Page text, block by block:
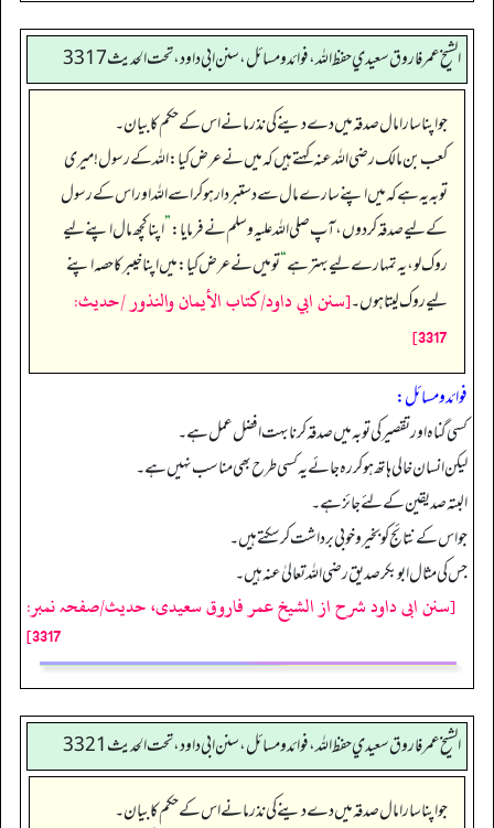
الشيخ عمر فاروق سعيدي حفظ الله، فوائد و مسائل، سنن ابي داود ، تحت الحديث 3317
جو اپنا سارا مال صدقہ میں دے دینے کی نذر مانے اس کے حکم کا بیان۔
کعب بن مالک رضی اللہ عنہ کہتے ہیں کہ میں نے عرض کیا: اللہ کے رسول! میری
توبہ یہ ہے کہ میں اپنے سارے مال سے دستبردار ہو کر اسے اللہ اور اس کے رسول
کے لیے صدقہ کر دوں، آپ صلی اللہ علیہ وسلم نے فرمایا:”اپنا کچھ مال اپنے لیے
روک لو، یہ تمہارے لیے بہتر ہے“تو میں نے عرض کیا: میں اپنا خیبر کا حصہ اپنے
لیے روک لیتا ہوں۔[سنن ابي داود/كتاب الأيمان والنذور /حدیث:
3317]
فوائد ومسائل:
کسی گناہ اور تقصیر کی توبہ میں صدقہ کرنا بہت افضل عمل ہے۔
لیکن انسان خالی ہاتھ ہوکر رہ جائے یہ کسی طرح بھی مناسب نہیں ہے۔
البتہ صدیقین کے لئے جائز ہے۔
جو اس کے نتائج کو بخیر وخوبی برداشت کرسکتے ہیں۔
جس کی مثال ابوبکر صدیق رضی اللہ تعالیٰ عنہ ہیں۔
[سنن ابی داود شرح از الشیخ عمر فاروق سعیدی، حدیث/صفحہ نمبر:
3317]
الشيخ عمر فاروق سعيدي حفظ الله، فوائد و مسائل، سنن ابي داود ، تحت الحديث 3321
جو اپنا سارا مال صدقہ میں دے دینے کی نذر مانے اس کے حکم کا بیان۔